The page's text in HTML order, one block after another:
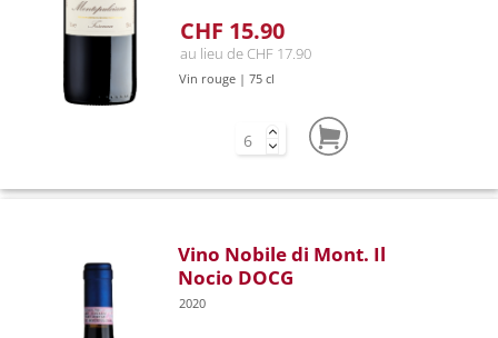
CHF 15.90
au lieu de CHF 17.90
Vin rouge | 75 cl
Vino Nobile di Mont. Il
Nocio DOCG
2020